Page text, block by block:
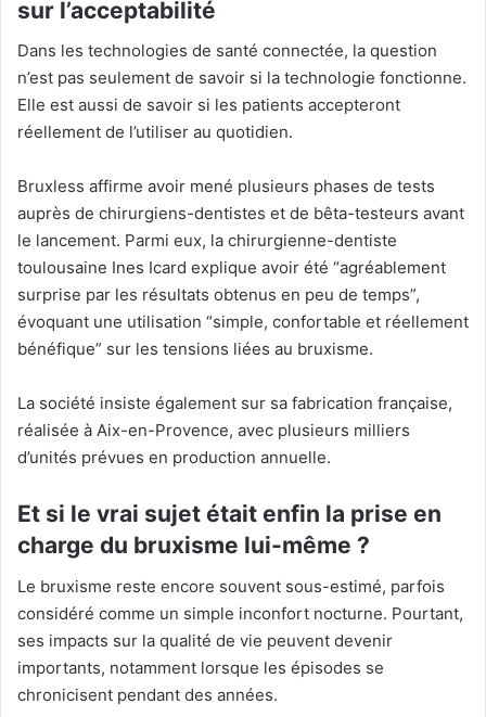
sur l’acceptabilité
Dans les technologies de santé connectée, la question
n’est pas seulement de savoir si la technologie fonctionne.
Elle est aussi de savoir si les patients accepteront
réellement de l’utiliser au quotidien.
Bruxless affirme avoir mené plusieurs phases de tests
auprès de chirurgiens-dentistes et de bêta-testeurs avant
le lancement. Parmi eux, la chirurgienne-dentiste
toulousaine Ines Icard explique avoir été “agréablement
surprise par les résultats obtenus en peu de temps”,
évoquant une utilisation “simple, confortable et réellement
bénéfique” sur les tensions liées au bruxisme.
La société insiste également sur sa fabrication française,
réalisée à Aix-en-Provence, avec plusieurs milliers
d’unités prévues en production annuelle.
Et si le vrai sujet était enfin la prise en
charge du bruxisme lui-même ?
Le bruxisme reste encore souvent sous-estimé, parfois
considéré comme un simple inconfort nocturne. Pourtant,
ses impacts sur la qualité de vie peuvent devenir
importants, notamment lorsque les épisodes se
chronicisent pendant des années.